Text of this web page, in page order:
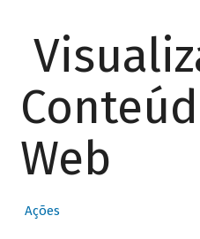
Web
Ações